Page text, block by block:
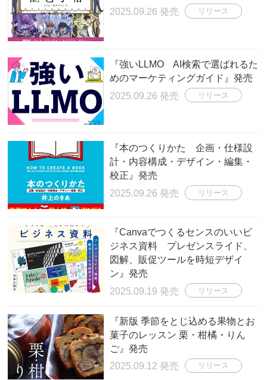
2025.09.26 発売
リリース
『強いLLMO AI検索で選ばれるた
めのマーケティングガイド』発売
2025.09.26 発売
リリース
『本のつくりかた 企画・仕様設
計・内容構成・デザイン・編集・
校正』発売
2025.09.26 発売
リリース
『Canvaでつくるセンスのいいビ
ジネス資料 プレゼンスライド、
図解、販促ツールを時短デザイ
ン』発売
2025.09.19 発売
リリース
『新版 季節をとじ込める果物とお
菓子のレッスン 栗・柑橘・りん
ご』発売
2025.09.12 発売
リリース